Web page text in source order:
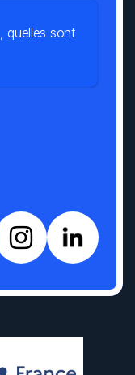
, quelles sont